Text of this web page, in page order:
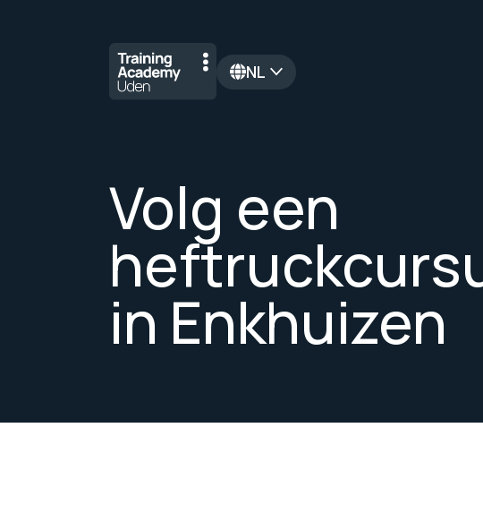
NL
Volg een
in Enkhuizen